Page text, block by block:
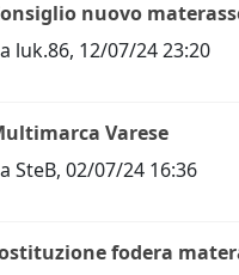
nuovo
luk.86, 12/07/24 23:20
Varese
SteB,02/07/24 16:36
fodera